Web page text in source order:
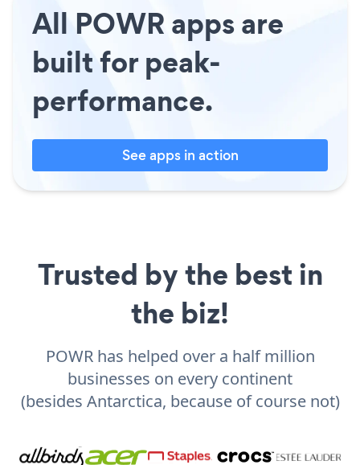
All POWR apps are
built for peak-
performance.
See apps in action
Trusted by the best in
the biz!
POWR has helped over a half million
businesses on every continent
(besides Antarctica, because of course not)